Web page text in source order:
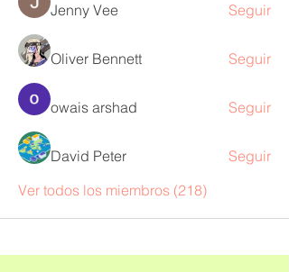
Jenny Vee Seguir
Oliver Bennett Seguir
owais arshad Seguir
David Peter
Seguir
Ver todos los miembros (218)